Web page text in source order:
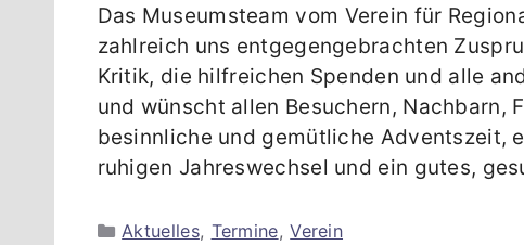
Das Museumsteam vom Verein für
zahlreich uns entgegengebrachten
Kritik, die hilfreichen Spenden und alle
und wünscht allen Besuchern, Nachbarn,
besinnliche und gemütliche Adventszeit,
ruhigen Jahreswechsel und ein gutes,
Kategorien
Aktuelles, Termine,Verein